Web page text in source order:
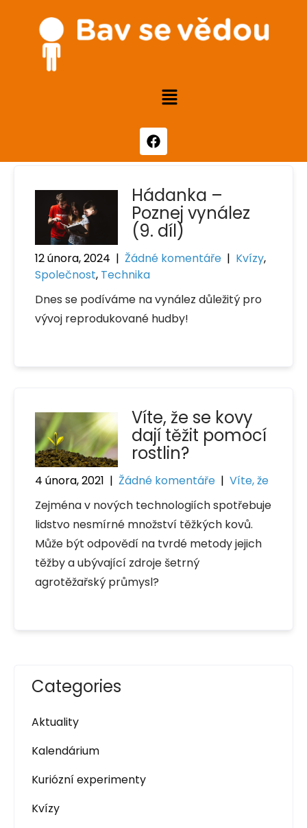
Hádanka –
Poznej vynález
(9. díl)
12 února, 2024 | Žádné komentáře | Kvízy,
Společnost, Technika
Dnes se podíváme na vynález důležitý pro
vývoj reprodukované hudby!
Víte, že se kovy
dají těžit pomocí
rostlin?
4 února, 2021 | Žádné komentáře | Víte, že
Zejména v nových technologiích spotřebuje
lidstvo nesmírné množství těžkých kovů.
Může být odpovědí na tvrdé metody jejich
těžby a ubývající zdroje šetrný
agrotěžařský průmysl?
Categories
Aktuality
Kalendárium
Kuriózní experimenty
Kvízy